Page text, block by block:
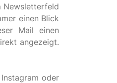
Newsletterfeld
einen Blick
Mail einen
angezeigt.
oder